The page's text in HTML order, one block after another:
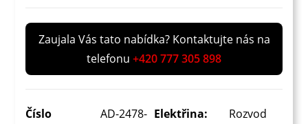
Zaujala Vás tato nabídka? Kontaktujte nás na
telefonu +420 777 305 898
Číslo
AD-2478- Elektřina:
Rozvod